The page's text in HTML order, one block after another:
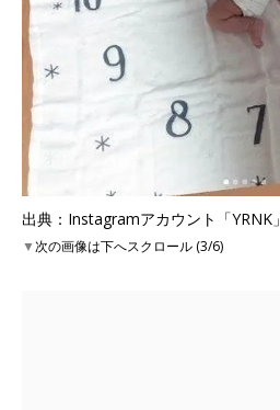
出典：Instagramアカウント「YRNK」
▼次の画像は下へスクロール (3/6)